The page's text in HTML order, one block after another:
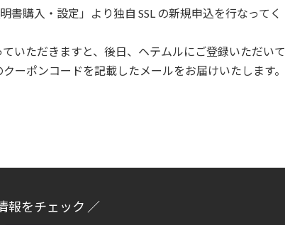
書購入・設定」より独自 SSL の新規申込を行なってく
いただきますと、後日、ヘテムルにご登録いただいて
ーポンコードを記載したメールをお届けいたします。
報をチェック ／